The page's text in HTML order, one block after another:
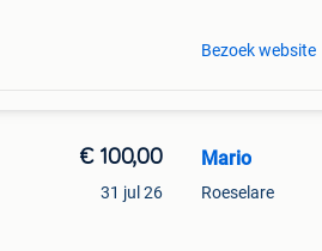
Bezoek website
€ 100,00
31 jul 26
Mario
Roeselare